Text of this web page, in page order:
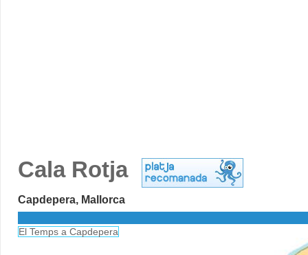
Cala Rotja
Capdepera, Mallorca
El Temps a Capdepera